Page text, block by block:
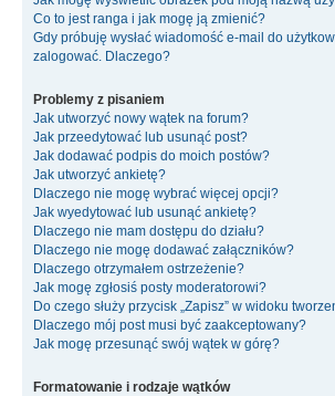
Co to jest ranga i jak mogę ją zmienić?
Gdy próbuję wysłać wiadomość e-mail do
zalogować. Dlaczego?
Problemy z pisaniem
Jak utworzyć nowy wątek na forum?
Jak przeedytować lub usunąć post?
Jak dodawać podpis do moich postów?
Jak utworzyć ankietę?
Dlaczego nie mogę wybrać więcej opcji?
Jak wyedytować lub usunąć ankietę?
Dlaczego nie mam dostępu do działu?
Dlaczego nie mogę dodawać załączników?
Dlaczego otrzymałem ostrzeżenie?
Jak mogę zgłosiś posty moderatorowi?
Do czego służy przycisk „Zapisz” w widoku
Dlaczego mój post musi być zaakceptowany?
Jak mogę przesunąć swój wątek w górę?
Formatowanie i rodzaje wątków